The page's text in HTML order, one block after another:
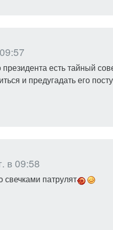
есть тайный
и предугадать его
в 09:58
свечками патрулят